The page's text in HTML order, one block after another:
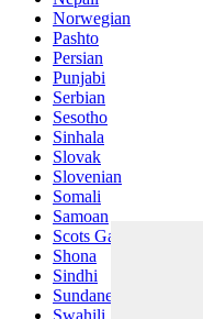
Norwegian
Pashto
Persian
Punjabi
Serbian
Sesotho
Sinhala
Slovak
Slovenian
Somali
Samoan
Scots Gaelic
Shona
Sindhi
Sundanese
Swahili